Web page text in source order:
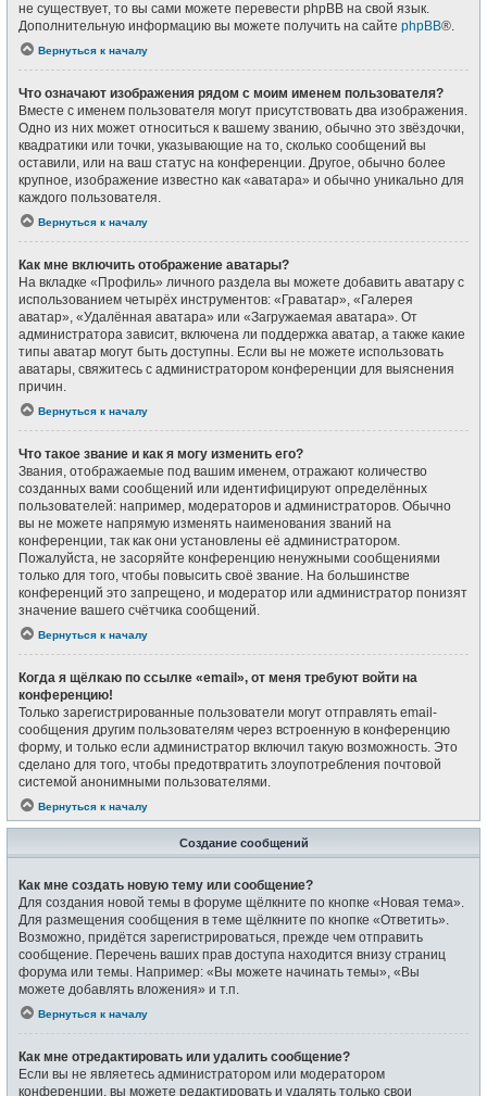
не существует, то вы сами можете перевести phpBB на свой язык.
Дополнительную информацию вы можете получить на сайте phpBB®.
Вернуться к началу
Что означают изображения рядом с моим именем пользователя?
Вместе с именем пользователя могут присутствовать два изображения.
Одно из них может относиться к вашему званию, обычно это звёздочки,
квадратики или точки, указывающие на то, сколько сообщений вы
оставили, или на ваш статус на конференции. Другое, обычно более
крупное, изображение известно как «аватара» и обычно уникально для
каждого пользователя.
Вернуться к началу
Как мне включить отображение аватары?
На вкладке «Профиль» личного раздела вы можете добавить аватару с
использованием четырёх инструментов: «Граватар», «Галерея
аватар», «Удалённая аватара» или «Загружаемая аватара». От
администратора зависит, включена ли поддержка аватар, а также какие
типы аватар могут быть доступны. Если вы не можете использовать
аватары, свяжитесь с администратором конференции для выяснения
причин.
Вернуться к началу
Что такое звание и как я могу изменить его?
Звания, отображаемые под вашим именем, отражают количество
созданных вами сообщений или идентифицируют определённых
пользователей: например, модераторов и администраторов. Обычно
вы не можете напрямую изменять наименования званий на
конференции, так как они установлены её администратором.
Пожалуйста, не засоряйте конференцию ненужными сообщениями
только для того, чтобы повысить своё звание. На большинстве
конференций это запрещено, и модератор или администратор понизят
значение вашего счётчика сообщений.
Вернуться к началу
Когда я щёлкаю по ссылке «email», от меня требуют войти на
конференцию!
Только зарегистрированные пользователи могут отправлять email-
сообщения другим пользователям через встроенную в конференцию
форму, и только если администратор включил такую возможность. Это
сделано для того, чтобы предотвратить злоупотребления почтовой
системой анонимными пользователями.
Вернуться к началу
Создание сообщений
Как мне создать новую тему или сообщение?
Для создания новой темы в форуме щёлкните по кнопке «Новая тема».
Для размещения сообщения в теме щёлкните по кнопке «Ответить».
Возможно, придётся зарегистрироваться, прежде чем отправить
сообщение. Перечень ваших прав доступа находится внизу страниц
форума или темы. Например: «Вы можете начинать темы», «Вы
можете добавлять вложения» и т.п.
Вернуться к началу
Как мне отредактировать или удалить сообщение?
Если вы не являетесь администратором или модератором
конференции, вы можете редактировать и удалять только свои